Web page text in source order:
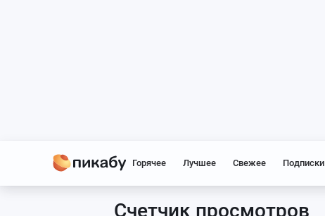
Горячее Лучшее Свежее Подписки
Счетчик просмотров